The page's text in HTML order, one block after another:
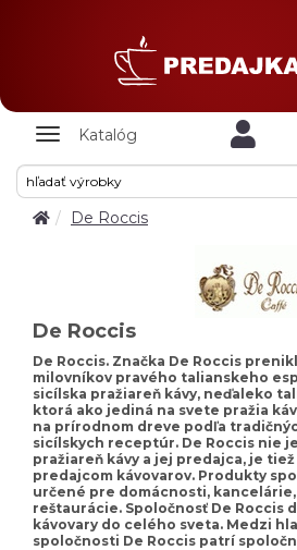
Zobrazit
Katalóg
De Roccis
De Roccis
De Roccis. Značka De Roccis
milovníkov pravého talianskeho
sicílska pražiareň kávy, neďaleko
ktorá ako jediná na svete pražia
na prírodnom dreve podľa
sicílskych receptúr. De Roccis nie
pražiareň kávy a jej predajca, je
predajcom kávovarov. Produkty
určené pre domácnosti,
reštaurácie. Spoločnosť De Roccis
kávovary do celého sveta. Medzi
spoločnosti De Roccis patrí